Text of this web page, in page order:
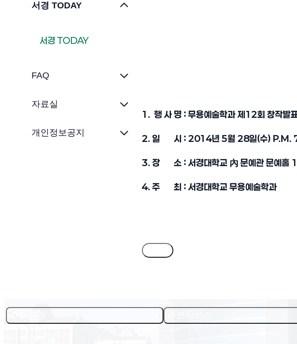
서경 TODAY
서경 TODAY
FAQ
자료실
개인정보공지
1. 행 사 명 : 무용예술학과 제12회 창작발
2. 일 시 : 2014년 5월 28일(수) P.M.
3. 장 소 : 서경대학교 內 문예관 문예홀
4. 주 최 : 서경대학교 무용예술학과